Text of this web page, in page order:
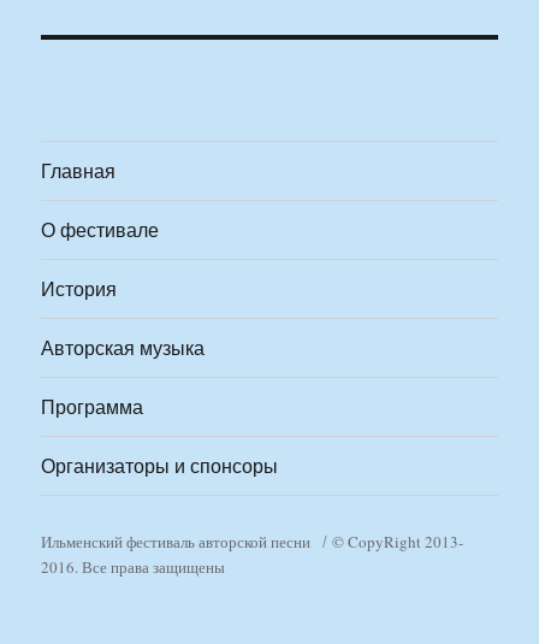
Главная
О фестивале
История
Авторская музыка
Программа
Организаторы и спонсоры
Ильменский фестиваль авторской песни
© CopyRight 2013-
2016. Все права защищены